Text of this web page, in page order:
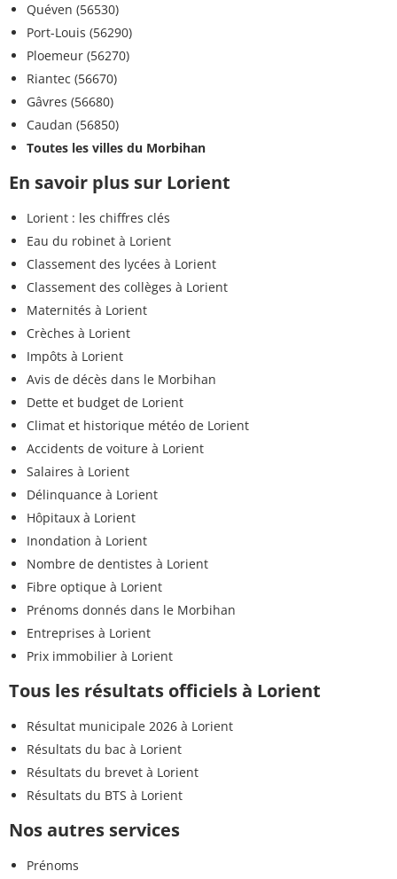
Quéven (56530)
Port-Louis (56290)
Ploemeur (56270)
Riantec (56670)
Gâvres (56680)
Caudan (56850)
Toutes les villes du Morbihan
En savoir plus sur Lorient
Lorient : les chiffres clés
Eau du robinet à Lorient
Classement des lycées à Lorient
Classement des collèges à Lorient
Maternités à Lorient
Crèches à Lorient
Impôts à Lorient
Avis de décès dans le Morbihan
Dette et budget de Lorient
Climat et historique météo de Lorient
Accidents de voiture à Lorient
Salaires à Lorient
Délinquance à Lorient
Hôpitaux à Lorient
Inondation à Lorient
Nombre de dentistes à Lorient
Fibre optique à Lorient
Prénoms donnés dans le Morbihan
Entreprises à Lorient
Prix immobilier à Lorient
Tous les résultats officiels à Lorient
Résultat municipale 2026 à Lorient
Résultats du bac à Lorient
Résultats du brevet à Lorient
Résultats du BTS à Lorient
Nos autres services
Prénoms